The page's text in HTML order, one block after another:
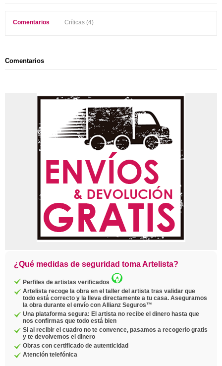
Comentarios Críticas (4)
Comentarios
¿Qué medidas de seguridad toma Artelista?
Perfiles de artistas verificados
Artelista recoge la obra en el taller del artista tras validar que
todo está correcto y la lleva directamente a tu casa. Aseguramos
la obra durante el envío con Allianz Seguros™
Una plataforma segura: El artista no recibe el dinero hasta que
nos confirmas que todo está bien
Si al recibir el cuadro no te convence, pasamos a recogerlo gratis
y te devolvemos el dinero
Obras con certificado de autenticidad
Atención telefónica